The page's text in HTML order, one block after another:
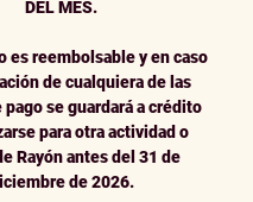
DEL MES.
es reembolsable y en caso
de cualquiera de las
se guardará a crédito
para otra actividad o
Rayón antes del 31 de
de 2026.